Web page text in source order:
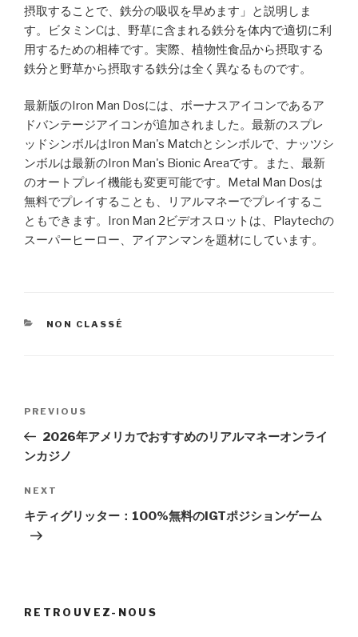
摂取することで、鉄分の吸収を早めます」と説明しま
す。ビタミンCは、野草に含まれる鉄分を体内で適切に利
用するための相棒です。実際、植物性食品から摂取する
鉄分と野草から摂取する鉄分は全く異なるものです。
最新版のIron Man Dosには、ボーナスアイコンであるア
ドバンテージアイコンが追加されました。最新のスプレ
ッドシンボルはIron Man's Matchとシンボルで、ナッツシ
ンボルは最新のIron Man's Bionic Areaです。また、最新
のオートプレイ機能も変更可能です。Metal Man Dosは
無料でプレイすることも、リアルマネーでプレイするこ
ともできます。Iron Man 2ビデオスロットは、Playtechの
スーパーヒーロー、アイアンマンを題材にしています。
CATEGORIES
NON CLASSÉ
Previous
Post
PREVIOUS
2026年アメリカでおすすめのリアルマネーオンライ
ンカジノ
Next
Post
NEXT
キティグリッター：100%無料のIGTポジションゲーム
RETROUVEZ-NOUS